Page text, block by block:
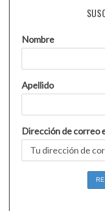
Nombre
Apellido
Dirección de correo
o
r